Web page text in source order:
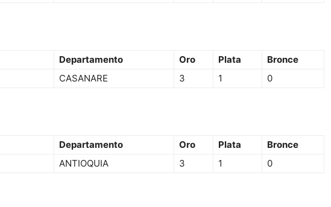
Departamento Oro Plata
Bronce
CASANARE 3 1 0
Departamento Oro Plata
Bronce
ANTIOQUIA 3 1 0